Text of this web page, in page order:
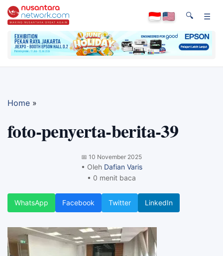
🔍 ☰
Home »
foto-penyerta-berita-39
📅 10 November 2025
• Oleh Dafian Varis
• 0 menit baca
WhatsApp Facebook Twitter LinkedIn